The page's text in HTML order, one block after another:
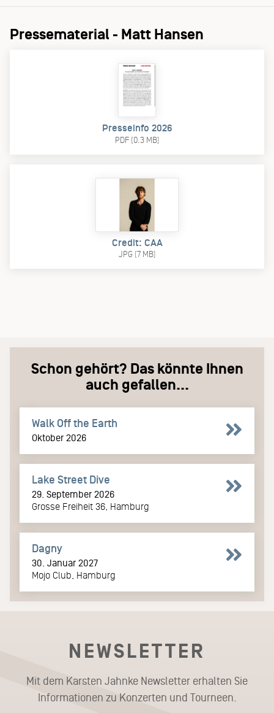
Pressematerial - Matt Hansen
Presseinfo 2026
PDF (0.3 MB)
Credit: CAA
JPG (7 MB)
Schon gehört? Das könnte Ihnen
auch gefallen...
Walk Off the Earth
Oktober 2026
Lake Street Dive
29. September 2026
Grosse Freiheit 36, Hamburg
Dagny
30. Januar 2027
Mojo Club, Hamburg
NEWSLETTER
Mit dem Karsten Jahnke Newsletter erhalten Sie
Informationen zu Konzerten und Tourneen.